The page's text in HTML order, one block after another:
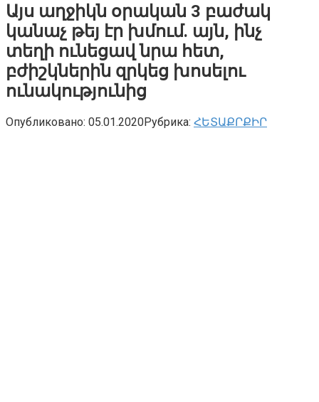
Այս աղջիկն օրական 3 բաժակ
կանաչ թեյ էր խմում. այն, ինչ
տեղի ունեցավ նրա հետ,
բժիշկներին զրկեց խոսելու
ունակությունից
Опубликовано: 05.01.2020Рубрика: ՀԵՏԱՔՐՔԻՐ